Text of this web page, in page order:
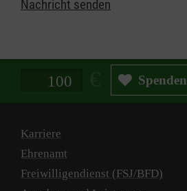
Nachricht senden
Spendenbetrag in Euro Spenden
Karriere
Ehrenamt
Freiwilligendienst (FSJ/BFD)